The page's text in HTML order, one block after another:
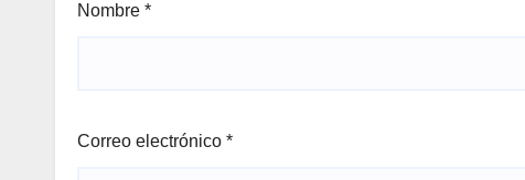
Nombre *
Correo electrónico *